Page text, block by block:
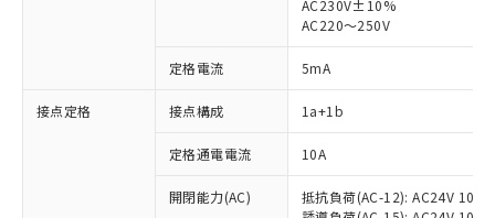
AC230V±10%
AC220～250V
定格電流 5mA
接点定格 接点構成 1a+1b
定格通電電流 10A
開閉能力(AC)
抵抗負荷(AC-12): AC24V 10A/
※1 対応状況
対応済み：EU RoHS指令（10物質）の
非含有に対応した製品が提供可能な商品で